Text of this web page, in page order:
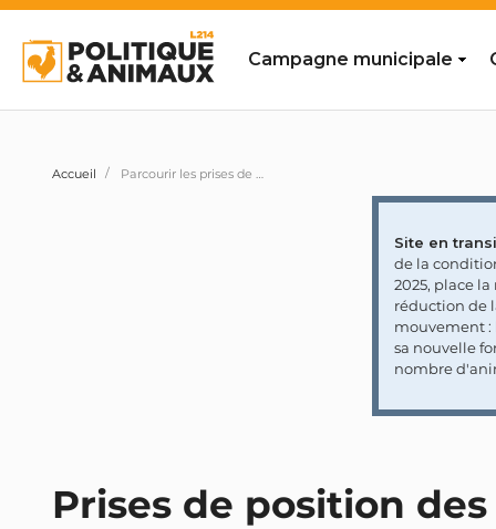
Campagne municipale
Accueil Parcourir les prises de position des personnalités et partis politiques
Site en
de la
2025, place
réduction de
mouvement :
sa nouvelle
nombre
Prises de position